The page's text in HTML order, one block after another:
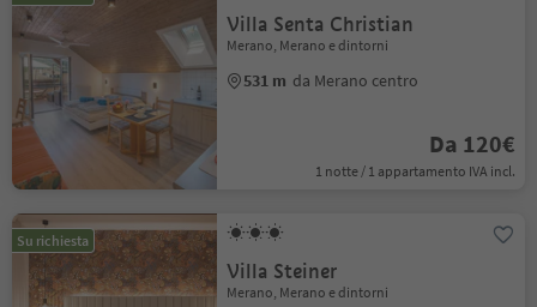
Villa Senta Christian
Merano, Merano e dintorni
531 m da Merano centro
Da 120€
1 notte / 1 appartamento IVA incl.
Su richiesta
Villa Steiner
Merano, Merano e dintorni